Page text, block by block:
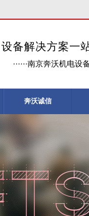
设备解决方案一
······南京奔沃机电
奔沃诚信